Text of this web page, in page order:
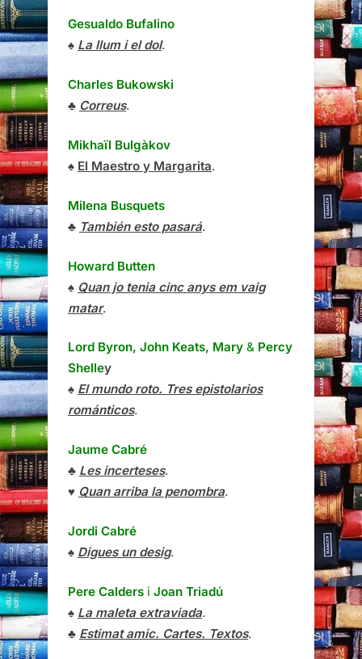
Gesualdo Bufalino
♠ La llum i el dol.
Charles Bukowski
♣ Correus.
Mikhaïl Bulgàkov
♠ El Maestro y Margarita.
Milena Busquets
♣ También esto pasará.
Howard Butten
♠ Quan jo tenia cinc anys em vaig
matar.
Lord Byron, John Keats, Mary & Percy
Shelley
♠ El mundo roto. Tres epistolarios
románticos.
Jaume Cabré
♣ Les incerteses.
♥ Quan arriba la penombra.
Jordi Cabré
♠ Digues un desig.
Pere Calders i Joan Triadú
♠ La maleta extraviada.
♣ Estimat amic. Cartes. Textos.